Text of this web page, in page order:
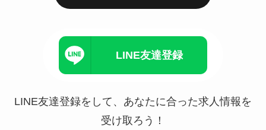
LINE友達登録
LINE友達登録をして、あなたに合った求人情報を
受け取ろう！